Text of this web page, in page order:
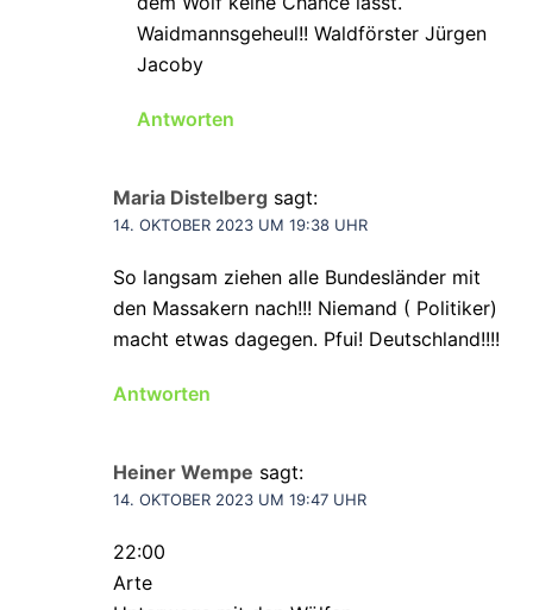
Waidmannsgeheul!! Waldförster Jürgen
Jacoby
Antworten
Maria Distelberg sagt:
14. OKTOBER 2023 UM 19:38 UHR
So langsam ziehen alle Bundesländer mit
den Massakern nach!!! Niemand ( Politiker)
macht etwas dagegen. Pfui! Deutschland!!!!
Antworten
Heiner Wempe sagt:
14. OKTOBER 2023 UM 19:47 UHR
22:00
Arte